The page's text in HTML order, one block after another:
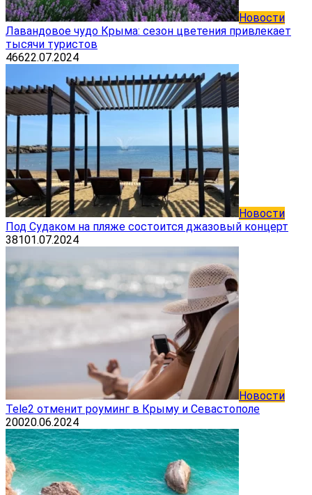
Новости
Лавандовое чудо Крыма: сезон цветения привлекает
тысячи туристов
46622.07.2024
Новости
Под Судаком на пляже состоится джазовый концерт
38101.07.2024
Новости
Tele2 отменит роуминг в Крыму и Севастополе
20020.06.2024